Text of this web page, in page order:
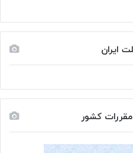
ایران
مقررات کشور